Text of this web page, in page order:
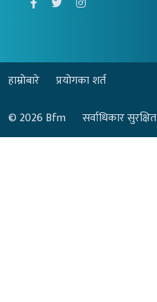
हाम्रोबारे
प्रयोगका शर्त
© 2026Bfm सर्वाधिकार सुरक्षित